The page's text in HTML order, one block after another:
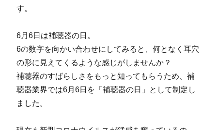
す。
6月6日は補聴器の日。
6の数字を向かい合わせにしてみると、何となく耳穴
の形に見えてくるような感じがしませんか？
補聴器のすばらしさをもっと知ってもらうため、補
聴器業界では6月6日を「補聴器の日」として制定し
ました。